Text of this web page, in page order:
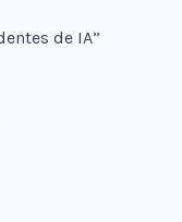
de IA”